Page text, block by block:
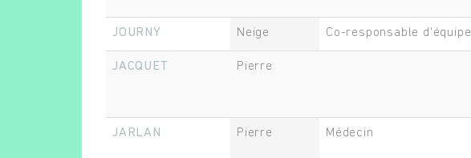
JOURNY Neige Co-responsable d'équipe
JACQUET Pierre
JARLAN Pierre Médecin